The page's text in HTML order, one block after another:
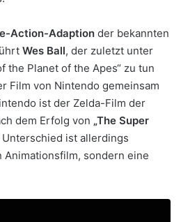
Action-Adaption der bekannten
Wes Ball, der zuletzt unter
the Planet of the Apes“ zu tun
Film von Nintendo gemeinsam
ist der Zelda-Film der
dem Erfolg von „The Super
Unterschied ist allerdings
sondern eine